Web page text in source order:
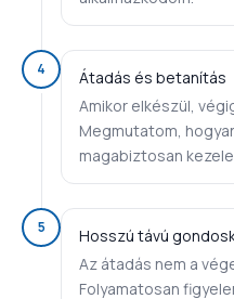
4
Átadás és betanítás
Amikor elkészül,
Megmutatom,
magabiztosan
5
Hosszú távú
Az átadás nem a
Folyamatosan